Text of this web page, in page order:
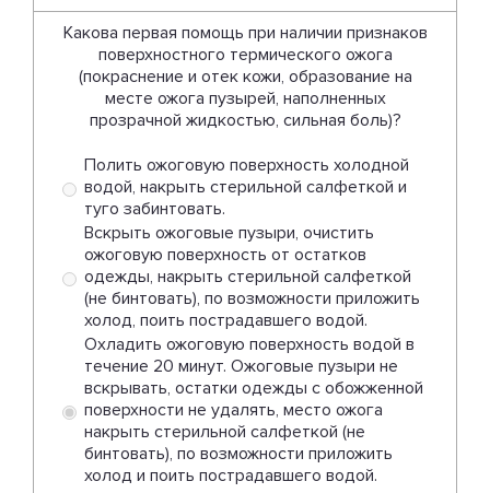
Какова первая помощь при наличии признаков
поверхностного термического ожога
(покраснение и отек кожи, образование на
месте ожога пузырей, наполненных
прозрачной жидкостью, сильная боль)?
Полить ожоговую поверхность холодной
водой, накрыть стерильной салфеткой и
туго забинтовать.
Вскрыть ожоговые пузыри, очистить
ожоговую поверхность от остатков
одежды, накрыть стерильной салфеткой
(не бинтовать), по возможности приложить
холод, поить пострадавшего водой.
Охладить ожоговую поверхность водой в
течение 20 минут. Ожоговые пузыри не
вскрывать, остатки одежды с обожженной
поверхности не удалять, место ожога
накрыть стерильной салфеткой (не
бинтовать), по возможности приложить
холод и поить пострадавшего водой.